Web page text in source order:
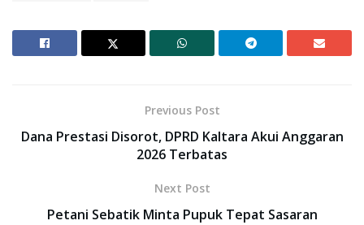
Previous Post
Dana Prestasi Disorot, DPRD Kaltara Akui Anggaran
2026 Terbatas
Next Post
Petani Sebatik Minta Pupuk Tepat Sasaran